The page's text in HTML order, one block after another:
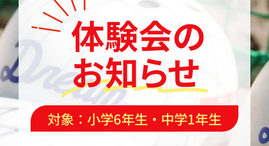
対象：小学6年生・中学1年生